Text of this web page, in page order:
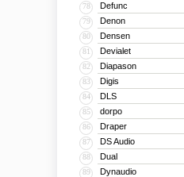
78 Defunc
79 Denon
80 Densen
81 Devialet
82 Diapason
83 Digis
84 DLS
85 dorpo
86 Draper
87 DS Audio
88 Dual
89 Dynaudio